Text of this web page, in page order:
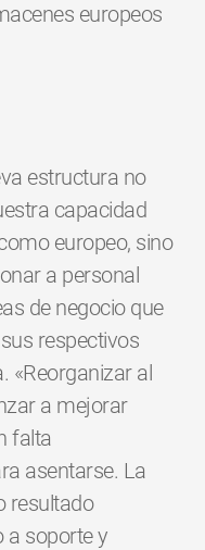
europeos
estructura no
capacidad
europeo, sino
a personal
de negocio que
respectivos
«Reorganizar al
a mejorar
falta
asentarse. La
resultado
a soporte y